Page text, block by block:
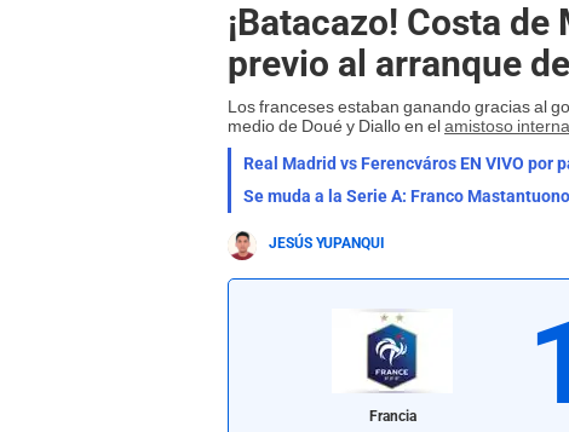
¡Batacazo! Costa
previo al arranque
Los franceses estaban ganando gracias al
medio de Doué y Diallo en elamistoso
Se muda a la Serie A: Franco
JESÚS YUPANQUI
Francia